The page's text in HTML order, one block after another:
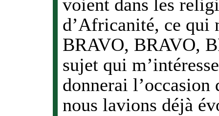
voient dans les
d’Africanité, ce qui
BRAVO, BRAVO,
sujet qui
donnerai l’occasion
nous lavions déjà